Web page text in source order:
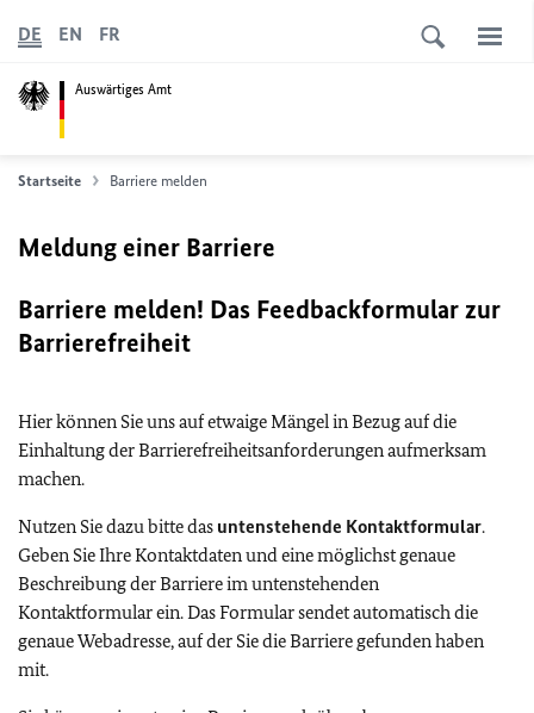
Auswärtiges Amt
DE EN FR
Startseite Barriere melden
Meldung einer Barriere
Barriere melden! Das Feedbackformular zur
Barrierefreiheit
Hier können Sie uns auf etwaige Mängel in Bezug auf die
Einhaltung der Barrierefreiheitsanforderungen aufmerksam
machen.
Nutzen Sie dazu bitte das untenstehende Kontaktformular.
Geben Sie Ihre Kontaktdaten und eine möglichst genaue
Beschreibung der Barriere im untenstehenden
Kontaktformular ein. Das Formular sendet automatisch die
genaue Webadresse, auf der Sie die Barriere gefunden haben
mit.